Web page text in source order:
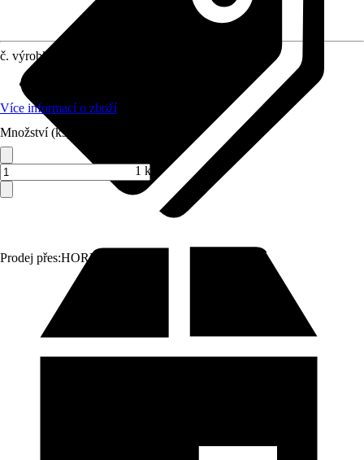
Prodej přes:HORNBACH
č. výrobku
Více informací o zboží
Množství (ks)
1 ks